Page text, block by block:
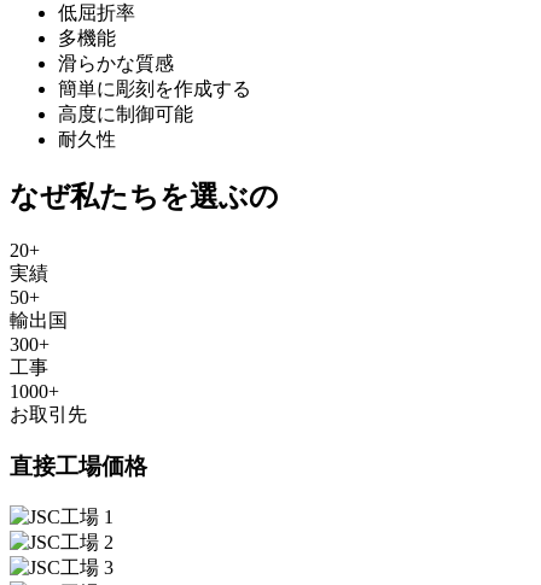
低屈折率
多機能
滑らかな質感
簡単に彫刻を作成する
高度に制御可能
耐久性
なぜ私たちを選ぶの
20+
実績
50+
輸出国
300+
工事
1000+
お取引先
直接工場価格